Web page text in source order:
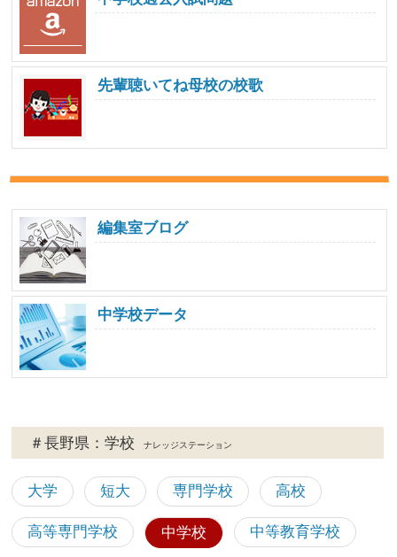
先輩聴いてね母校の校歌
編集室ブログ
中学校データ
＃長野県：学校 ナレッジステーション
大学 短大 専門学校 高校
高等専門学校 中学校 中等教育学校